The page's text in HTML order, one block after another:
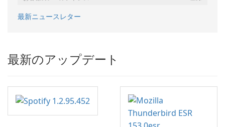
最新ニュースレター
最新のアップデート